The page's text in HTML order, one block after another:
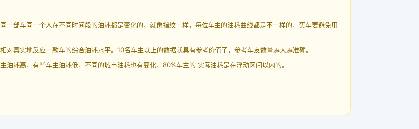
一部车同一个人在不同时间段的油耗都是变化的，就象指纹一样，每位车主的油耗曲线都是不一样的，买车要避免用
对真实地反应一款车的综合油耗水平。10名车主以上的数据就具有参考价值了，参考车友数量越大越准确。
油耗高，有些车主油耗低，不同的城市油耗也有变化，80%车主的 实际油耗是在浮动区间以内的。